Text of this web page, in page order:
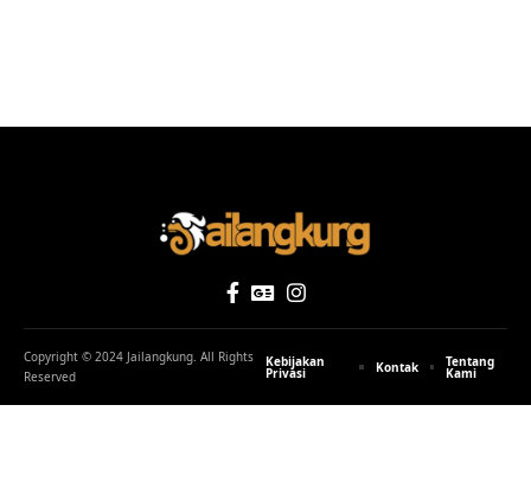
Copyright © 2024 Jailangkung. All Rights
Reserved
Kebijakan
Privasi Kontak Tentang
Kami